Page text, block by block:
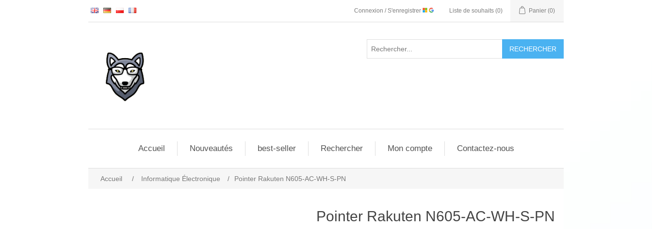
Connexion / S'enregistrer Liste de souhaits (0) Panier (0)
RECHERCHER
Accueil Nouveautés best-seller Rechercher Mon compte Contactez-nous
Accueil / Informatique Électronique / Pointer Rakuten N605-AC-WH-S-PN
Pointer Rakuten N605-AC-WH-S-PN